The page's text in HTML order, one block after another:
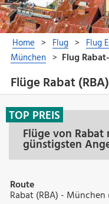
Flüge Rabat
Flüge von
günstigsten
TOP PREIS
Route
Rabat (RBA) - München